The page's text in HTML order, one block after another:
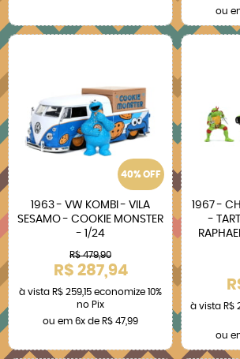
ou
40% OFF
1963 - VW KOMBI - VILA
SESAMO - COOKIE MONSTER
- 1/24
R$ 479,90
R$ 287,94
à vista R$ 259,15 economize 10%
no Pix
ou em 6x de R$ 47,99
1967 -
-
à vista R$
ou